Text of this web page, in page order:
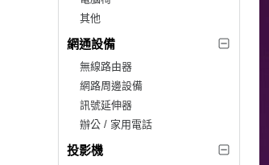
其他
網通設備
無線路由器
網路周邊設備
訊號延伸器
辦公 / 家用電話
投影機